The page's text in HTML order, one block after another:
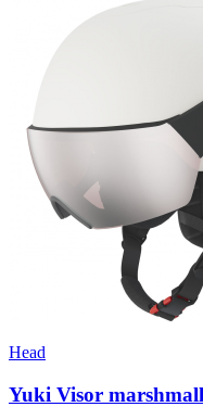
Head
Yuki Visor